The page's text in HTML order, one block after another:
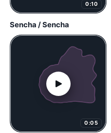
0:10
Sencha / Sencha
0:05